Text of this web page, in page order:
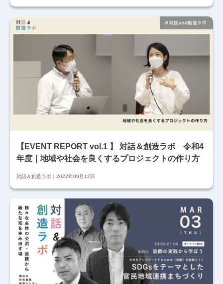
【EVENT REPORT vol.1 】 対話＆創造ラボ 令和4
年度｜地域や社会を良くするプロジェクトの作り方
対話＆創造ラボ 2022年09月12日